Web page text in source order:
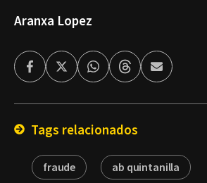
Aranxa Lopez
FacebookTwitterWhatsappThreadsEnviar
por
Tags relacionados
fraude ab quintanilla